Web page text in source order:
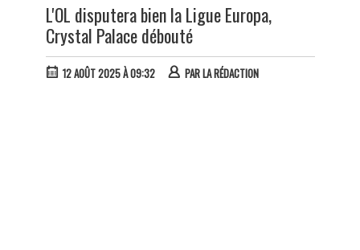
L'OL disputera bien la Ligue Europa,
Crystal Palace débouté
12 AOÛT 2025 À 09:32 PARLA RÉDACTION